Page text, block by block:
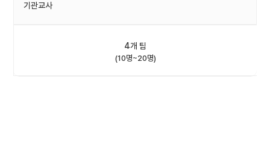
기관교사
4개 팀
(10명~20명)